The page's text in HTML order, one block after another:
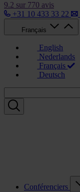
9.2 sur 770 avis
+31 10 433 33 22
Français
English
Nederlands
Français
Deutsch
Conférenciers